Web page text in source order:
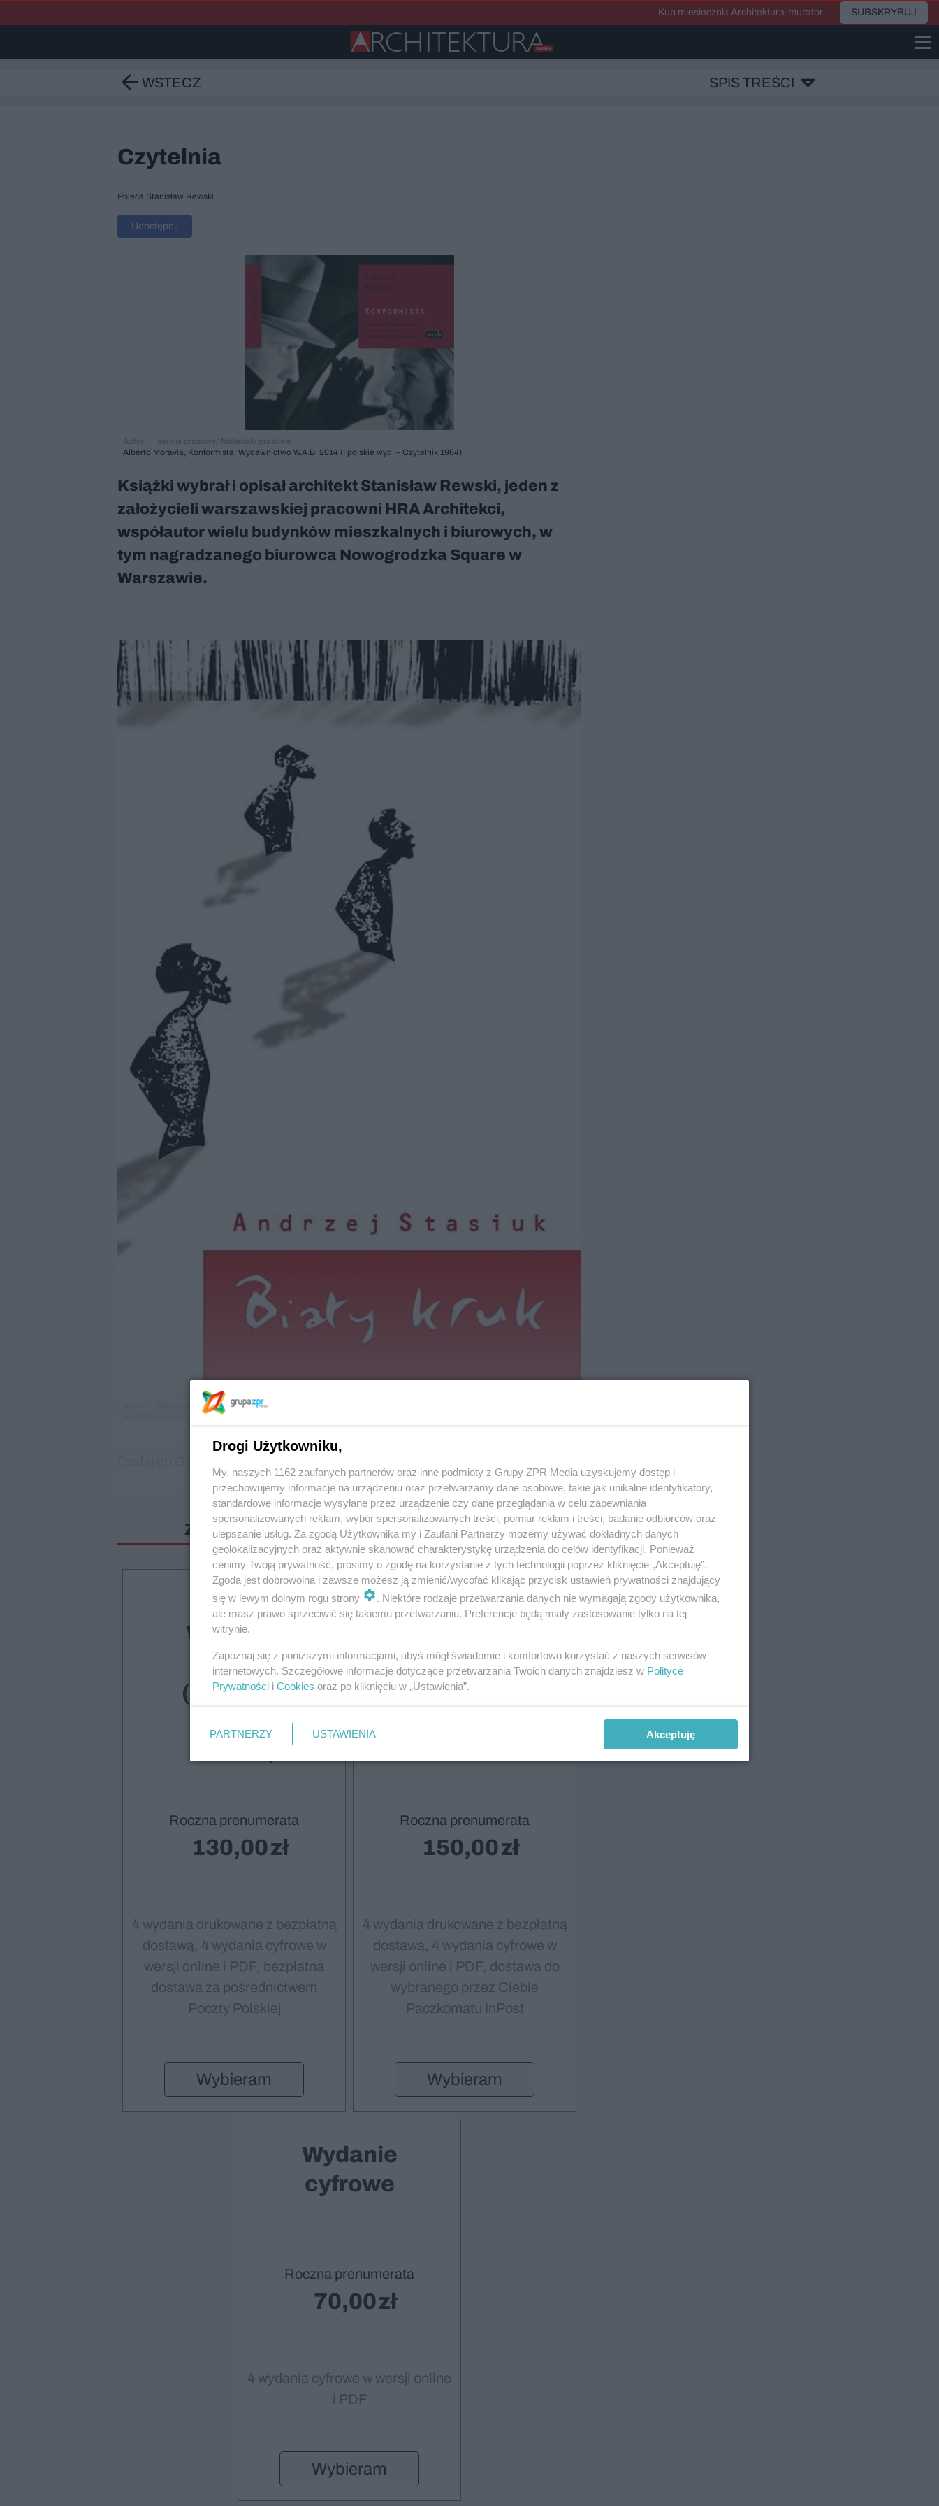
Kup miesięcznik Architektura-murator SUBSKRYBUJ
WSTECZ SPIS TREŚCI
Czytelnia
Poleca Stanisław Rewski
Udostępnij
Autor: il. serwis prasowy/ Materiały prasowe
Alberto Moravia, Konformista, Wydawnictwo W.A.B. 2014 (I polskie wyd. – Czytelnik 1964)
Książki wybrał i opisał architekt Stanisław Rewski, jeden z
założycieli warszawskiej pracowni HRA Architekci,
współautor wielu budynków mieszkalnych i biurowych, w
tym nagradzanego biurowca Nowogrodzka Square w
Warszawie.
Autor: il. serwis prasowy/ Materiały prasowe
Andrzej Stasiuk, Biały kruk, Wydawnictwo Czarne 2018 (I wyd. – Biblioteka Czasu Kultury 1994)
Zostało jeszcze do przeczytania 97% treści
Druk +
Wydanie
cyfrowe
(dostawa
Roczna prenumerata
130,00
4 wydania drukowane z bezpłatną
dostawą, 4 wydania cyfrowe w
wersji online i PDF, bezpłatna
dostawa za pośrednictwem
Poczty Polskiej
Wybieram
Druk +
cyfrowe
(dostawa
Roczna prenumerata
150,00
4 wydania drukowane z bezpłatną
dostawą, 4 wydania cyfrowe w
wersji online i PDF, dostawa do
wybranego przez Ciebie
Paczkomatu InPost
Wybieram
Wydanie
cyfrowe
Roczna prenumerata
70,00
4 wydania cyfrowe w wersji online
i PDF
Wybieram
Drogi Użytkowniku,
My, naszych 1162 zaufanych partnerów oraz inne podmioty z Grupy ZPR Media uzyskujemy dostęp i
przechowujemy informacje na urządzeniu oraz przetwarzamy dane osobowe, takie jak unikalne identyfikatory,
standardowe informacje wysyłane przez urządzenie czy dane przeglądania w celu zapewniania
spersonalizowanych reklam, wybór spersonalizowanych treści, pomiar reklam i treści, badanie odbiorców oraz
ulepszanie usług. Za zgodą Użytkownika my i Zaufani Partnerzy możemy używać dokładnych danych
geolokalizacyjnych oraz aktywnie skanować charakterystykę urządzenia do celów identyfikacji. Ponieważ
cenimy Twoją prywatność, prosimy o zgodę na korzystanie z tych technologii poprzez kliknięcie „Akceptuję”.
Zgoda jest dobrowolna i zawsze możesz ją zmienić/wycofać klikając przycisk ustawień prywatności znajdujący
się w lewym dolnym rogu strony
. Niektóre rodzaje przetwarzania danych nie wymagają zgody użytkownika,
ale masz prawo sprzeciwić się takiemu przetwarzaniu. Preferencje będą miały zastosowanie tylko na tej
witrynie.
Zapoznaj się z poniższymi informacjami, abyś mógł świadomie i komfortowo korzystać z naszych serwisów
internetowych. Szczegółowe informacje dotyczące przetwarzania Twoich danych znajdziesz w Polityce
Prywatności i Cookies oraz po kliknięciu w „Ustawienia”.
PARTNERZY USTAWIENIA Akceptuję